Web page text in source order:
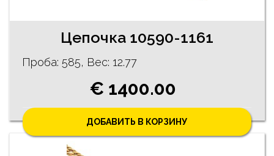
Цепочка 10590-1161
Проба: 585, Bес: 12.77
€ 1400.00
ДОБАВИТЬ В КОРЗИНУ